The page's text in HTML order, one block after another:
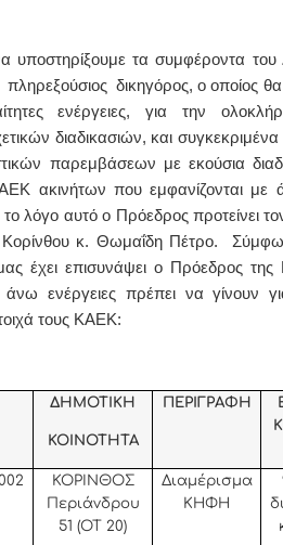
υποστηρίξουμε τα συμφέροντα
πληρεξούσιος δικηγόρος, ο οποίος
ενέργειες, για την
διαδικασιών, και
παρεμβάσεων με εκούσια
ακινήτων που εμφανίζονται με
το λόγο αυτό ο Πρόεδρος προτείνει
Κορίνθου κ. Θωμαΐδη Πέτρο.
έχει επισυνάψει ο Πρόεδρος της
ενέργειες πρέπει να γίνουν
τους ΚΑΕΚ:
ΔΗΜΟΤΙΚΗ
ΚΟΙΝΟΤΗΤΑ
ΠΕΡΙΓΡΑΦΗ
ΚΟΡΙΝΘΟΣ
Περιάνδρου
51 (ΟΤ 20)
Διαμέρισμα
ΚΗΦΗ